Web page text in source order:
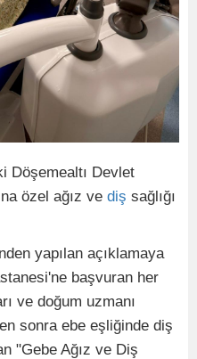
Döşemealtı Devlet
özel ağız ve diş sağlığı
yapılan açıklamaya
başvuran her
ve doğum uzmanı
sonra ebe eşliğinde diş
"Gebe Ağız ve Diş